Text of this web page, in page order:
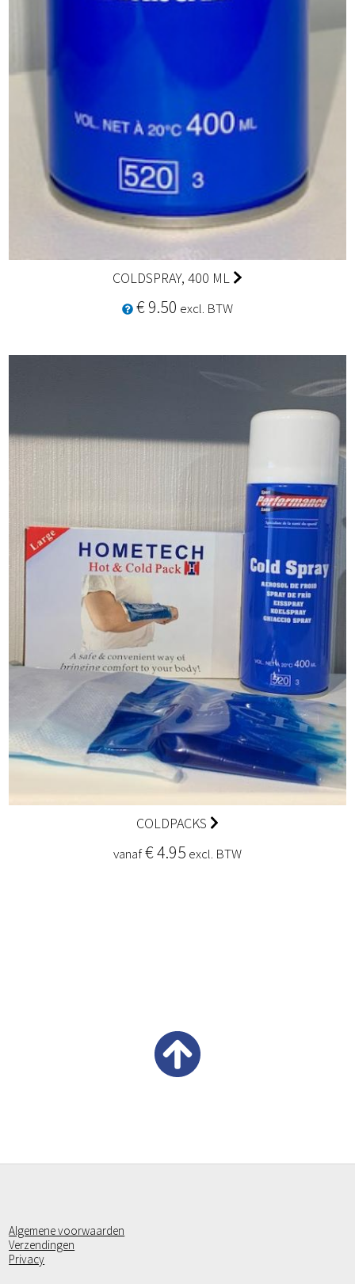
COLDSPRAY, 400 ML
€ 9.50 excl. BTW
COLDPACKS
vanaf€ 4.95 excl. BTW
Algemene voorwaarden
Verzendingen
Privacy